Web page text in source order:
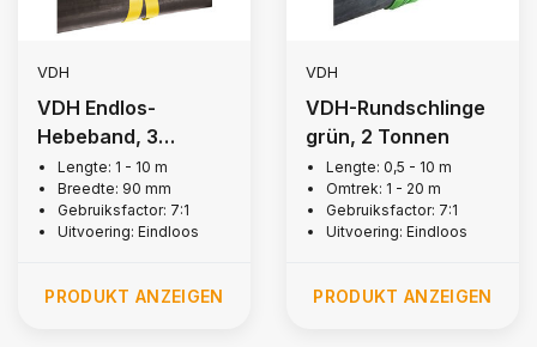
VDH
VDH Endlos-
Hebeband, 3
Tonnen
Lengte: 1 - 10 m
Breedte: 90 mm
Gebruiksfactor: 7:1
Uitvoering: Eindloos
PRODUKT ANZEIGEN
VDH
VDH-Rundschlinge
grün, 2 Tonnen
Lengte: 0,5 - 10 m
Omtrek: 1 - 20 m
Gebruiksfactor: 7:1
Uitvoering: Eindloos
PRODUKT ANZEIGEN